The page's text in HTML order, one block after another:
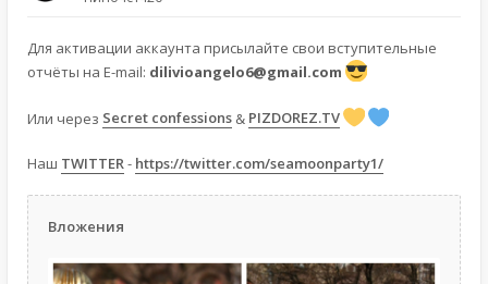
Для активации аккаунта присылайте свои вступительные
отчёты на E-mail: dilivioangelo6@gmail.com
Или через Secret confessions & PIZDOREZ.TV
Наш TWITTER- https://twitter.com/seamoonparty1/
Вложения